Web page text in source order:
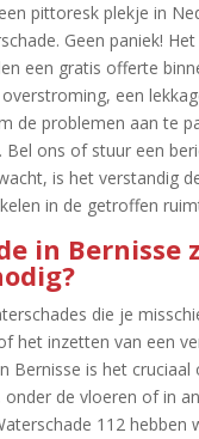
pittoresk plekje in
Geen paniek!
een gratis offerte
een
de problemen aan te
ons of stuur een
is het verstandig
in de getroffen
in
die je
het inzetten van een
Bernisse is het
de vloeren of in
112 hebben